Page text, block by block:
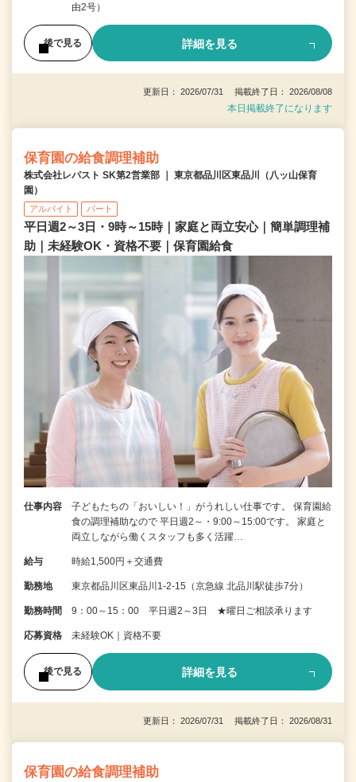
由2号）
後で見る 詳細を見る
更新日： 2026/07/31 掲載終了日： 2026/08/08
本日掲載終了になります
保育園の給食調理補助
株式会社レパスト SK第2営業部 ｜ 東京都品川区東品川（八ッ山保育
園）
アルバイト パート
平日週2～3日・9時～15時｜家庭と両立安心｜簡単調理補
助｜未経験OK・資格不要｜保育園給食
仕事内容
子どもたちの「おいしい！」がうれしい仕事です。 保育園給
食の調理補助なので 平日週2～・9:00～15:00です。 家庭と
両立しながら働くスタッフも多く活躍…
給与 時給1,500円＋交通費
勤務地 東京都品川区東品川1-2-15（京急線 北品川駅徒歩7分）
勤務時間 9：00～15：00 平日週2～3日 ★曜日ご相談承ります
応募資格 未経験OK｜資格不要
後で見る 詳細を見る
更新日： 2026/07/31 掲載終了日： 2026/08/31
保育園の給食調理補助